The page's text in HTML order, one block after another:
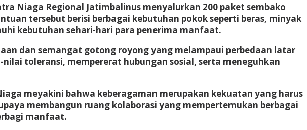
Niaga Regional Jatimbalinus menyalurkan 200 paket sembako
tersebut berisi berbagai kebutuhan pokok seperti beras, minyak
kebutuhan sehari-hari para penerima manfaat.
dan semangat gotong royong yang melampaui perbedaan latar
toleransi, mempererat hubungan sosial, serta meneguhkan
meyakini bahwa keberagaman merupakan kekuatan yang harus
membangun ruang kolaborasi yang mempertemukan berbagai
manfaat.